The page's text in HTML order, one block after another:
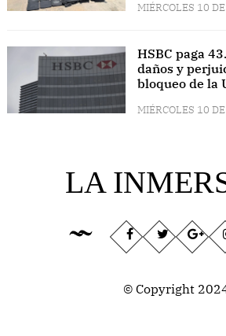
MIÉRCOLES 10
HSBC paga
daños y
bloqueo de la
MIÉRCOLES 10
LA
© Copyright